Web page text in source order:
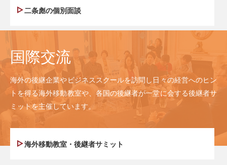
二条彪の個別面談
国際交流
海外の後継企業やビジネススクールを訪問し日々の経営へのヒン
トを得る海外移動教室や、各国の後継者が一堂に会する後継者サ
ミットを主催しています。
海外移動教室・後継者サミット